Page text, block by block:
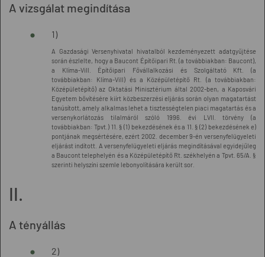
A vizsgálat megindítása
1)
A Gazdasági Versenyhivatal hivatalból kezdeményezett adatgyűjtése
során észlelte, hogy a Baucont Építőipari Rt. (a továbbiakban: Baucont),
a Klíma-Vill. Építőipari Fővállalkozási és Szolgáltató Kft. (a
továbbiakban: Klíma-Vill) és a Középületépítő Rt. (a továbbiakban:
Középületépítő) az Oktatási Minisztérium által 2002-ben, a Kaposvári
Egyetem bővítésére kiírt közbeszerzési eljárás során olyan magatartást
tanúsított, amely alkalmas lehet a tisztességtelen piaci magatartás és a
versenykorlátozás tilalmáról szóló 1996. évi LVII. törvény (a
továbbiakban: Tpvt.) 11. § (1) bekezdésének és a 11. § (2) bekezdésének e)
pontjának megsértésére, ezért 2002. december 9-én versenyfelügyeleti
eljárást indított. A versenyfelügyeleti eljárás megindításával egyidejűleg
a Baucont telephelyén és a Középületépítő Rt. székhelyén a Tpvt. 65/A. §
szerinti helyszíni szemle lebonyolítására került sor.
II.
A tényállás
2)